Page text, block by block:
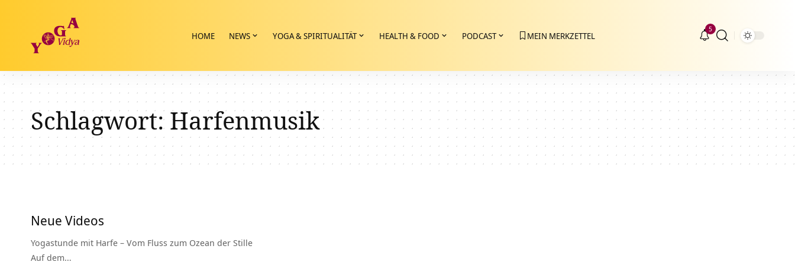
HOME NEWS YOGA & SPIRITUALITÄT HEALTH & FOOD PODCAST MEIN MERKZETTEL
5
Schlagwort:Harfenmusik
Neue Videos
Yogastunde mit Harfe – Vom Fluss zum Ozean der Stille
Auf dem…